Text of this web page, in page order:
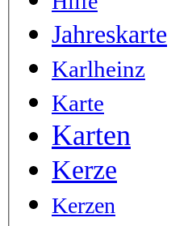
Jahreskarte
Karlheinz
Karte
Karten
Kerze
Kerzen